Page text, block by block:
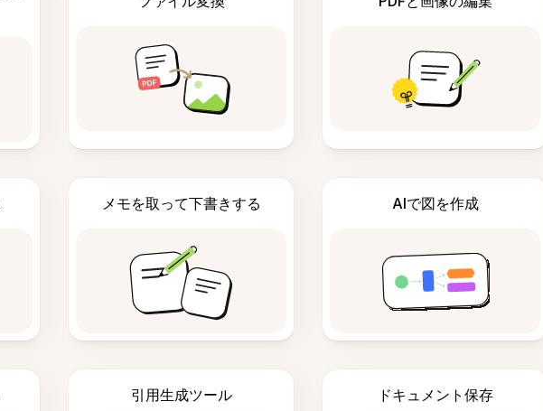
メモを取って下書きする AIで図を作成
引用生成ツール ドキュメント保存